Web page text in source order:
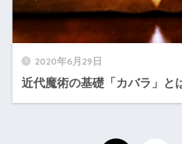
2020年6月29日
近代魔術の基礎「カバラ」と